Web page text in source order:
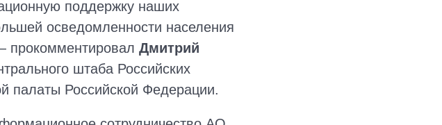
поддержку наших
осведомленности населения
прокомментировал Дмитрий
штаба Российских
палаты Российской Федерации.